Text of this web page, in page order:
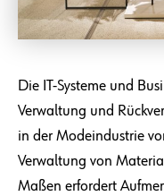
Die IT-Systeme und
Verwaltung und
in der Modeindustrie
Verwaltung von
Maßen erfordert